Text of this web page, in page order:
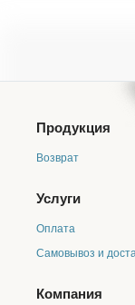
Продукция
Возврат
Услуги
Оплата
Самовывоз и
Компания